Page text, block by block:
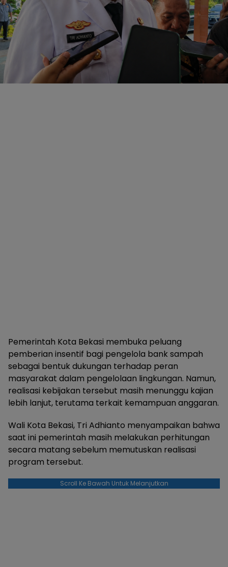
Pemerintah Kota Bekasi membuka peluang
pemberian insentif bagi pengelola bank sampah
sebagai bentuk dukungan terhadap peran
masyarakat dalam pengelolaan lingkungan. Namun,
realisasi kebijakan tersebut masih menunggu kajian
lebih lanjut, terutama terkait kemampuan anggaran.
Wali Kota Bekasi, Tri Adhianto menyampaikan bahwa
saat ini pemerintah masih melakukan perhitungan
secara matang sebelum memutuskan realisasi
program tersebut.
Scroll Ke Bawah Untuk Melanjutkan